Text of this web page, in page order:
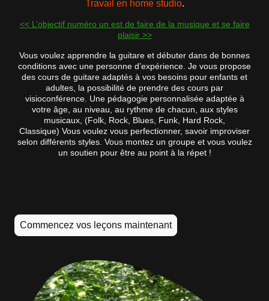
Travail en home studio.
<< L’objectif numéro un est de faire de la musique et se faire
plaisir >>
Vous voulez apprendre la guitare et débuter dans de bonnes
conditions avec une personne d’expérience. Je vous propose
des cours de guitare adaptés à vos besoins pour enfants et
adultes, la possibilité de prendre des cours par
visioconférence. Une pédagogie personnalisée adaptée à
votre âge, au niveau, au rythme de chacun, aux styles
musicaux, (Folk, Rock, Blues, Funk, Hard Rock,
Classique) Vous voulez vous perfectionner, savoir improviser
selon différents styles. Vous montez un groupe et vous voulez
un soutien pour être au point à la répet !
Commencez vos leçons maintenant